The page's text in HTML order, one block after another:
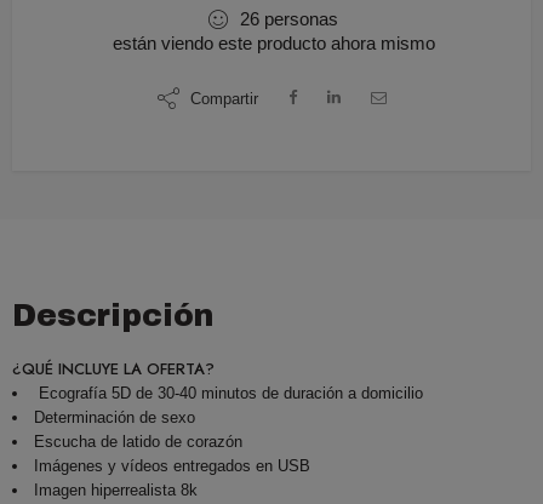
26 personas
están viendo este producto ahora mismo
Compartir
Descripción
¿QUÉ INCLUYE LA OFERTA?
Ecografía 5D de 30-40 minutos de duración a domicilio
Determinación de sexo
Escucha de latido de corazón
Imágenes y vídeos entregados en USB
Imagen hiperrealista 8k